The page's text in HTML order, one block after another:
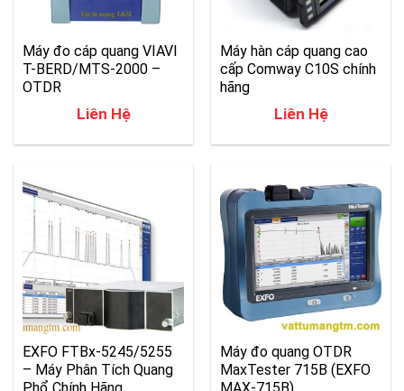
Máy đo cáp quang VIAVI
T-BERD/MTS-2000 –
OTDR
Liên Hệ
Máy hàn cáp quang cao
cấp Comway C10S chính
hãng
Liên Hệ
EXFO FTBx-5245/5255
– Máy Phân Tích Quang
Phổ Chính Hãng
Máy đo quang OTDR
MaxTester 715B (EXFO
MAX-715B)